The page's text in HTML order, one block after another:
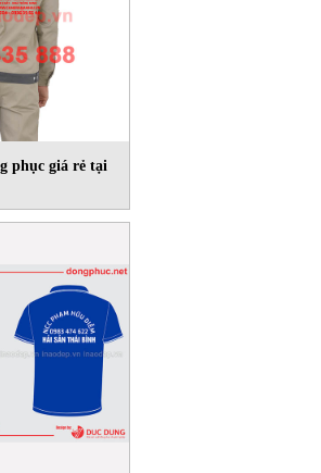
phục giá rẻ tại